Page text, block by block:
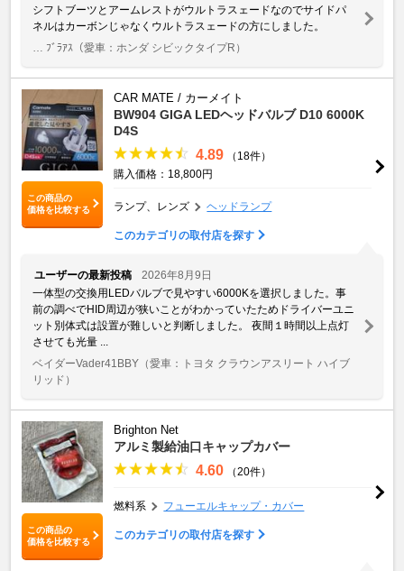
シフトブーツとアームレストがウルトラスェードなのでサイドパ
ネルはカーボンじゃなくウルトラスェードの方にしました。
… ﾌﾞﾗｱｽ （愛車：ホンダ シビックタイプR）
この商品の
価格を比較する
CAR MATE / カーメイト
BW904 GIGA LEDヘッドバルブ D10 6000K
D4S
4.89
（18件）
購入価格：18,800円
ランプ、レンズ ヘッドランプ
このカテゴリの取付店を探す
ユーザーの最新投稿
2026年8月9日
一体型の交換用LEDバルブで見やすい6000Kを選択しました。事
前の調べでHID周辺が狭いことがわかっていたためドライバーユニ
ット別体式は設置が難しいと判断しました。 夜間１時間以上点灯
させても光量 ...
ベイダーVader41BBY （愛車：トヨタ クラウンアスリート ハイブ
リッド）
この商品の
価格を比較する
Brighton Net
アルミ製給油口キャップカバー
4.60 （20件）
燃料系 フューエルキャップ・カバー
このカテゴリの取付店を探す